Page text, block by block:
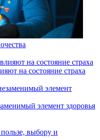
на состояние страха
элемент здоровья